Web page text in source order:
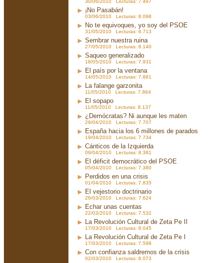
30/06/2010 Lecturas: 7.497
¡No Pasabán!
03/06/2010 Lecturas: 8.098
No te equivoques, yo soy del PSOE
31/05/2010 Lecturas: 8.713
Sembrar nuestra ruina
27/05/2010 Lecturas: 8.140
Saqueo generalizado
18/05/2010 Lecturas: 7.931
El país por la ventana
14/05/2010 Lecturas: 7.881
La falange garzonita
11/05/2010 Lecturas: 7.864
El sopapo
11/05/2010 Lecturas: 8.137
¿Demócratas? Ni aunque les maten
29/04/2010 Lecturas: 7.707
España hacia los 6 millones de parados
19/04/2010 Lecturas: 7.734
Cánticos de la Izquierda
09/04/2010 Lecturas: 8.381
El déficit democrático del PSOE
05/04/2010 Lecturas: 7.380
Perdidos en una crisis
01/04/2010 Lecturas: 7.835
El vejestorio doctrinario
26/03/2010 Lecturas: 7.624
Echar unas cuentas
22/03/2010 Lecturas: 7.532
La Revolución Cultural de Zeta Pe II
17/03/2010 Lecturas: 8.045
La Revolución Cultural de Zeta Pe I
17/03/2010 Lecturas: 7.598
Con confianza saldremos de la crisis
02/03/2010 Lecturas: 8.073